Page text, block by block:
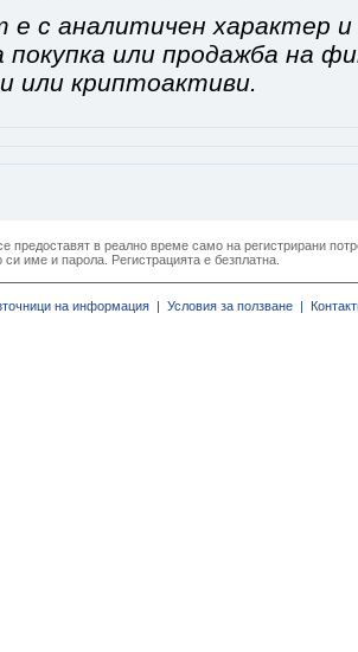
с аналитичен характер и
покупка или продажба на
или криптоактиви.
предоставят в реално време само на регистрирани
си име и парола. Регистрацията е безплатна.
на информация | Условия за ползване |